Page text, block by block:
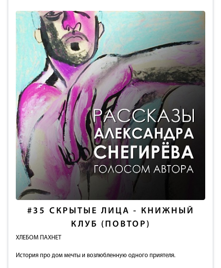
#35 СКРЫТЫЕ ЛИЦА - КНИЖНЫЙ
КЛУБ (ПОВТОР)
ХЛЕБОМ ПАХНЕТ
История про дом мечты и возлюбленную одного приятеля.